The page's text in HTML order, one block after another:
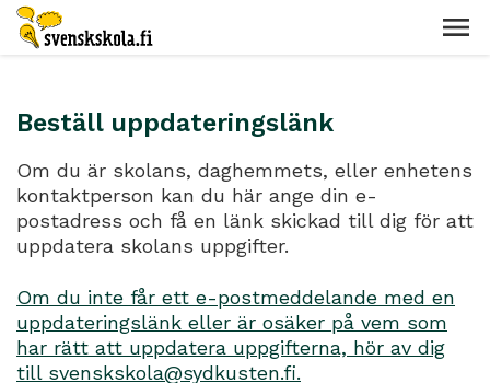
Beställ uppdateringslänk
Om du är skolans, daghemmets, eller enhetens
kontaktperson kan du här ange din e-
postadress och få en länk skickad till dig för att
uppdatera skolans uppgifter.
Om du inte får ett e-postmeddelande med en
uppdateringslänk eller är osäker på vem som
har rätt att uppdatera uppgifterna, hör av dig
till svenskskola@sydkusten.fi.